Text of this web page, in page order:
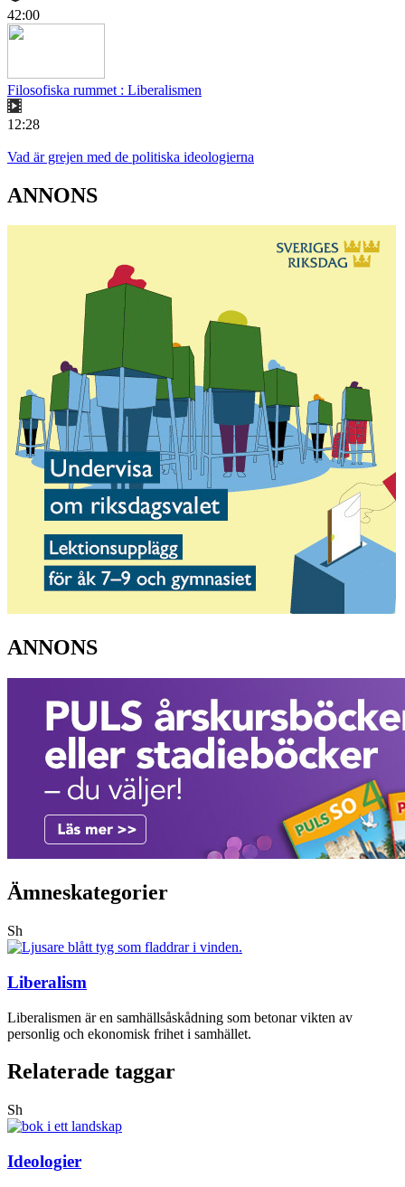
42:00
Filosofiska rummet : Liberalismen
12:28
Vad är grejen med de politiska ideologierna
ANNONS
ANNONS
Ämneskategorier
Sh
Liberalism
Liberalismen är en samhällsåskådning som betonar vikten av
personlig och ekonomisk frihet i samhället.
Relaterade taggar
Sh
Ideologier